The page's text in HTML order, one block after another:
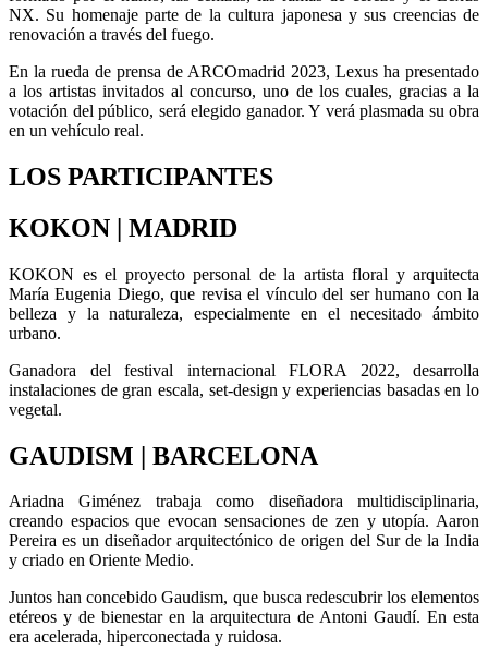
NX. Su homenaje parte de la cultura japonesa y sus creencias de
renovación a través del fuego.
En la rueda de prensa de ARCOmadrid 2023, Lexus ha presentado
a los artistas invitados al concurso, uno de los cuales, gracias a la
votación del público, será elegido ganador. Y verá plasmada su obra
en un vehículo real.
LOS PARTICIPANTES
KOKON | MADRID
KOKON es el proyecto personal de la artista floral y arquitecta
María Eugenia Diego, que revisa el vínculo del ser humano con la
belleza y la naturaleza, especialmente en el necesitado ámbito
urbano.
Ganadora del festival internacional FLORA 2022, desarrolla
instalaciones de gran escala, set-design y experiencias basadas en lo
vegetal.
GAUDISM | BARCELONA
Ariadna Giménez trabaja como diseñadora multidisciplinaria,
creando espacios que evocan sensaciones de zen y utopía. Aaron
Pereira es un diseñador arquitectónico de origen del Sur de la India
y criado en Oriente Medio.
Juntos han concebido Gaudism, que busca redescubrir los elementos
etéreos y de bienestar en la arquitectura de Antoni Gaudí. En esta
era acelerada, hiperconectada y ruidosa.